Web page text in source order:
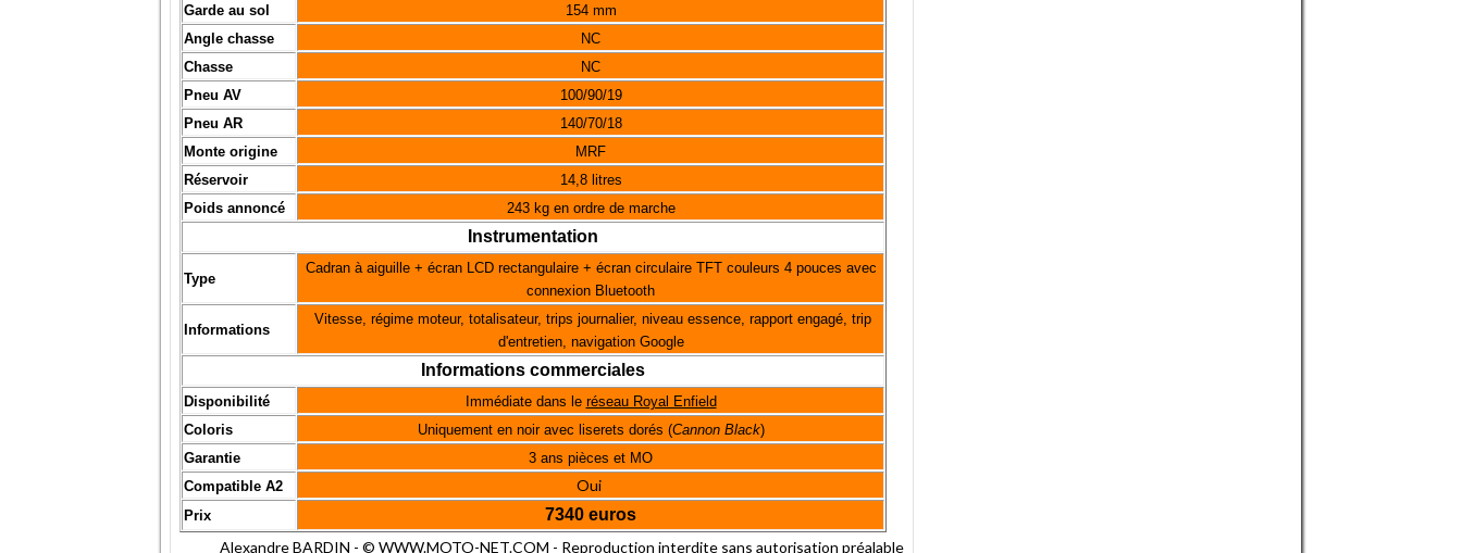
Garde au sol
154 mm
Angle chasse
NC
Chasse
NC
Pneu AV
100/90/19
Pneu AR
140/70/18
Monte origine
MRF
Réservoir
14,8 litres
Poids annoncé
243 kg en ordre de marche
Instrumentation
Type
Cadran à aiguille + écran LCD rectangulaire + écran circulaire TFT couleurs 4 pouces avec
connexion Bluetooth
Informations
Vitesse, régime moteur, totalisateur, trips journalier, niveau essence, rapport engagé, trip
d'entretien, navigation Google
Informations commerciales
Disponibilité Immédiate dans le réseau Royal Enfield
Coloris
Uniquement en noir avec liserets dorés (Cannon Black)
Garantie
3 ans pièces et MO
Compatible A2
Oui
Prix
7340 euros
Alexandre BARDIN - © WWW.MOTO-NET.COM - Reproduction interdite sans autorisation préalable